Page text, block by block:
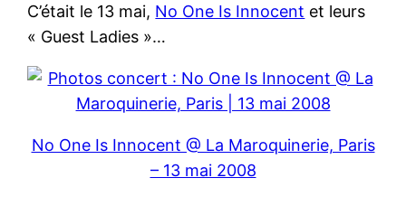
C’était le 13 mai, No One Is Innocent et leurs
« Guest Ladies »…
No One Is Innocent @ La Maroquinerie, Paris
– 13 mai 2008